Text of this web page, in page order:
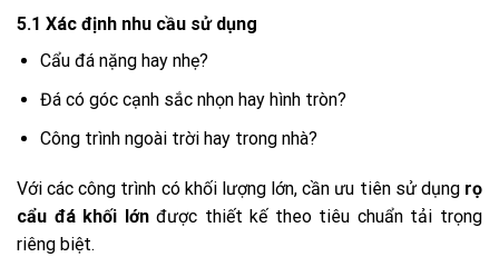
5.1 Xác định nhu cầu sử dụng
Cẩu đá nặng hay nhẹ?
Đá có góc cạnh sắc nhọn hay hình tròn?
Công trình ngoài trời hay trong nhà?
Với các công trình có khối lượng lớn, cần ưu tiên sử dụng rọ
cẩu đá khối lớnđược thiết kế theo tiêu chuẩn tải trọng
riêng biệt.